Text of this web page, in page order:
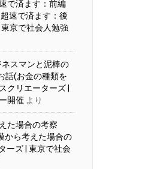
で済ます：前編
速で済ます：後
京で社会人勉強
スマンと泥棒の
話(お金の種類を
クリエーターズ |
開催 より
た場合の考察
から考えた場合の
ーズ | 東京で社会